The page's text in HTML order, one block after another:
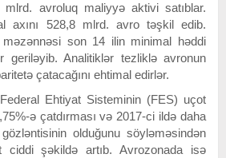
avroluq maliyyə aktivi satıblar.
axını 528,8 mlrd. avro təşkil edib.
son 14 ilin minimal həddi
geriləyib. Analitiklər tezliklə avronun
çatacağını ehtimal edirlər.
Ehtiyat Sisteminin (FES) uçot
ə çatdırması və 2017-ci ildə daha
olduğunu söyləməsindən
ciddi şəkildə artıb. Avrozonada isə